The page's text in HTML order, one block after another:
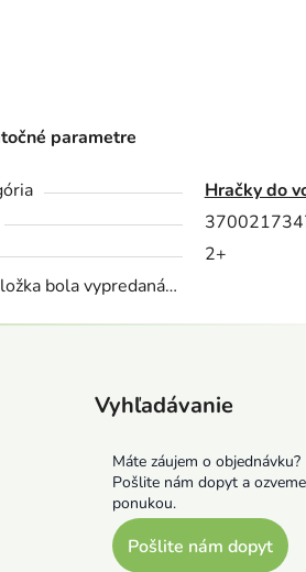
parametre
Hračky do
2+
bola vypredaná…
Vyhľadávanie
Máte záujem o objednávku?
Pošlite nám dopyt a
ponukou.
Pošlite nám dopyt